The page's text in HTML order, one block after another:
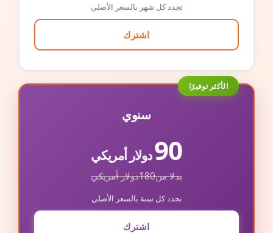
تجدد كل شهر بالسعر الأصلي
اشترك
الأكثر توفيرًا
سنوي
90دولار أمريكي
بدلا من180دولار أمريكي
تجدد كل سنة بالسعر الأصلي
اشترك